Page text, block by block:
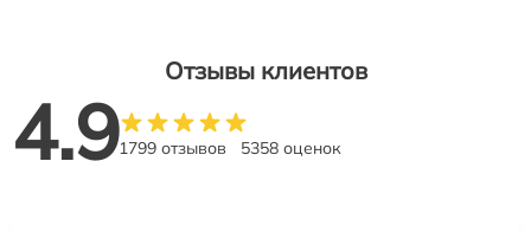
Отзывы клиентов
4.91799 отзывов 5358 оценок